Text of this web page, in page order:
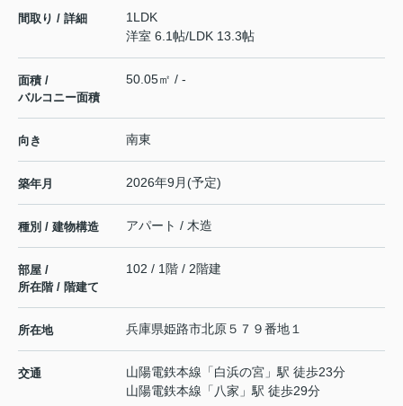
間取り / 詳細
1LDK
洋室 6.1帖/LDK 13.3帖
面積 /
バルコニー面積
50.05㎡ / -
向き 南東
築年月 2026年9月(予定)
種別 / 建物構造 アパート / 木造
部屋 /
所在階 / 階建て
102 / 1階 / 2階建
所在地 兵庫県姫路市北原５７９番地１
交通 山陽電鉄本線 「白浜の宮 」駅 徒歩23分
山陽電鉄本線 「 八家 」駅 徒歩29分